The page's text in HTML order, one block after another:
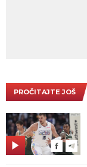
PROČITAJTE JOŠ